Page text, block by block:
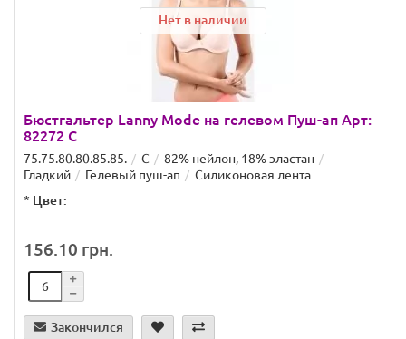
Нет в наличии
Бюстгальтер Lanny Mode на гелевом Пуш-ап Арт:
82272 C
75.75.80.80.85.85. C
82% нейлон, 18% эластан
Гладкий
Гелевый пуш-ап
Силиконовая лента
* Цвет:
156.10 грн.
Закончился